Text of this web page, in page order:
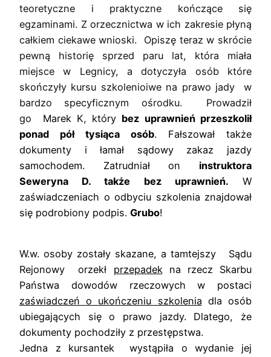
teoretyczne i praktyczne kończące się
egzaminami. Z orzecznictwa w ich zakresie płyną
całkiem ciekawe wnioski. Opiszę teraz w skrócie
pewną historię sprzed paru lat, która miała
miejsce w Legnicy, a dotyczyła osób które
skończyły kursu szkolenioiwe na prawo jady w
bardzo specyficznym ośrodku. Prowadził
go
Marek K, który bez uprawnień przeszkolił
ponad pół tysiąca osób. Fałszował także
dokumenty i łamał sądowy zakaz jazdy
samochodem. Zatrudniał on instruktora
Seweryna D. także bez uprawnień. W
zaświadczeniach o odbyciu szkolenia znajdował
się podrobiony podpis. Grubo!
W.w. osoby zostały skazane, a tamtejszy Sądu
Rejonowy orzekł przepadekna rzecz Skarbu
Państwa dowodów rzeczowych w postaci
zaświadczeń o ukończeniu szkolenia dla osób
ubiegających się o prawo jazdy. Dlatego, że
dokumenty pochodziły z przestępstwa.
Jedna z kursantek wystąpiła o wydanie jej